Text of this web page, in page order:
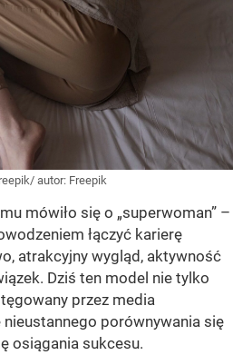
autor: Freepik
mówiło się o „superwoman” –
łączyć karierę
atrakcyjny wygląd, aktywność
Dziś ten model nie tylko
przez media
porównywania się
osiągania sukcesu.